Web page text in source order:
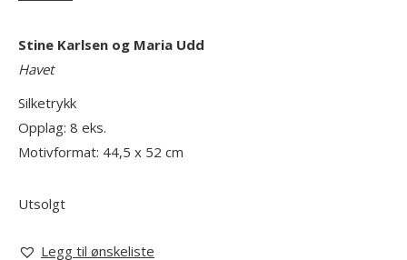
Stine Karlsen og Maria Udd
Havet
Silketrykk
Opplag: 8 eks.
Motivformat: 44,5 x 52 cm
Utsolgt
Legg til ønskeliste